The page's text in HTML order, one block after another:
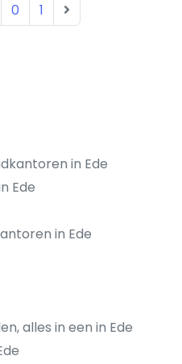
in Ede
Ede
in Ede
alles in een in Ede
0 1